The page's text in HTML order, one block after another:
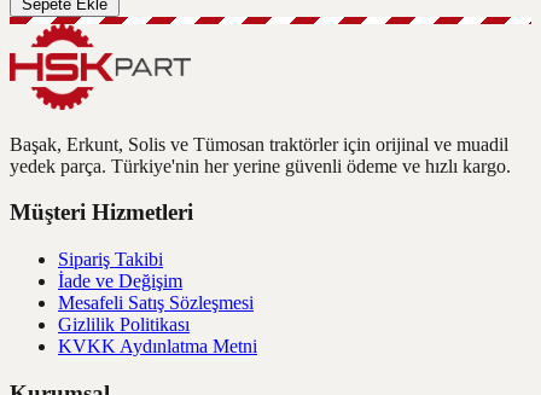
Sepete Ekle
Başak, Erkunt, Solis ve Tümosan traktörler için orijinal ve muadil
yedek parça. Türkiye'nin her yerine güvenli ödeme ve hızlı kargo.
Müşteri Hizmetleri
Sipariş Takibi
İade ve Değişim
Mesafeli Satış Sözleşmesi
Gizlilik Politikası
KVKK Aydınlatma Metni